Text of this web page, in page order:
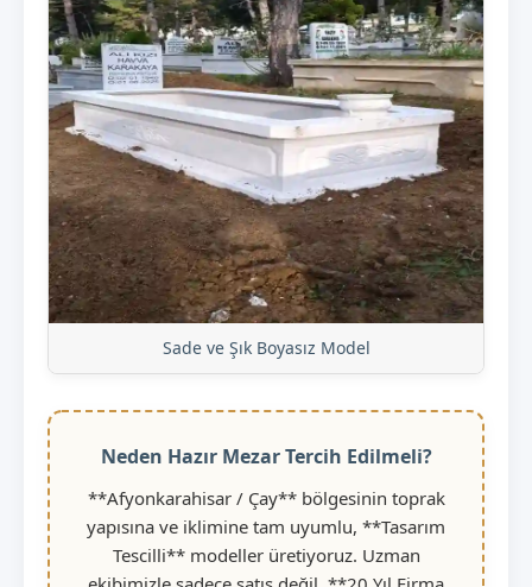
Sade ve Şık Boyasız Model
Neden Hazır Mezar Tercih Edilmeli?
**Afyonkarahisar / Çay** bölgesinin toprak
yapısına ve iklimine tam uyumlu, **Tasarım
Tescilli** modeller üretiyoruz. Uzman